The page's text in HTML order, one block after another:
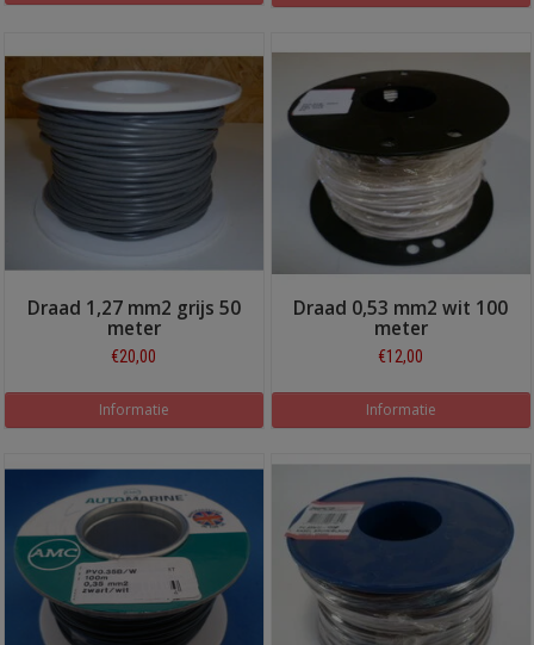
Draad 1,27 mm2 grijs 50
meter
€20,00
Informatie
Draad 0,53 mm2 wit 100
meter
€12,00
Informatie